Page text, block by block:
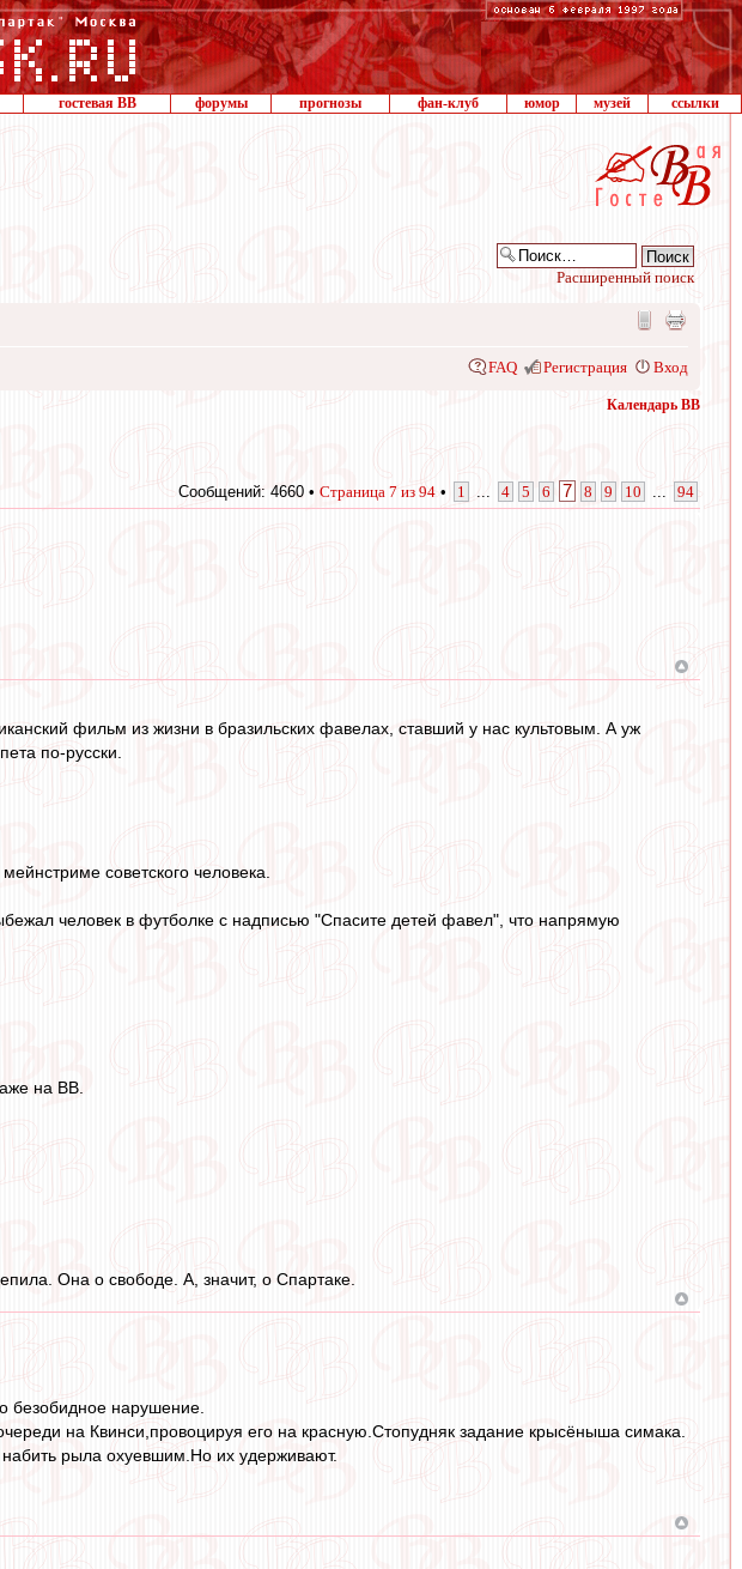
гостевая ВВ форумы прогнозы фан-клуб юмор музей ссылки
Расширенный поиск
FAQ Регистрация Вход
Календарь ВВ
Сообщений: 4660 • Страница 7 из 94 • 1 4 5 6 7 8 9 10 94
фильм из жизни в бразильских фавелах, ставший у нас культовым. А уж
по-русски.
советского человека.
человек в футболке с надписью "Спасите детей фавел", что напрямую
на ВВ.
Она о свободе. А, значит, о Спартаке.
безобидное нарушение.
на Квинси,провоцируя его на красную.Стопудняк задание крысёныша симака.
рыла охуевшим.Но их удерживают.